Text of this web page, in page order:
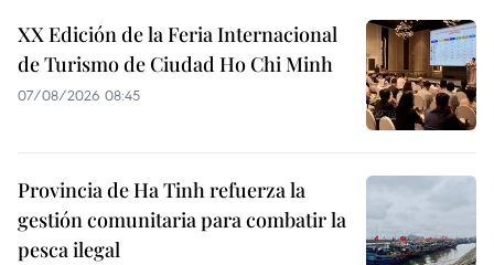
XX Edición de la Feria Internacional
de Turismo de Ciudad Ho Chi Minh
07/08/2026 08:45
Provincia de Ha Tinh refuerza la
gestión comunitaria para combatir la
pesca ilegal